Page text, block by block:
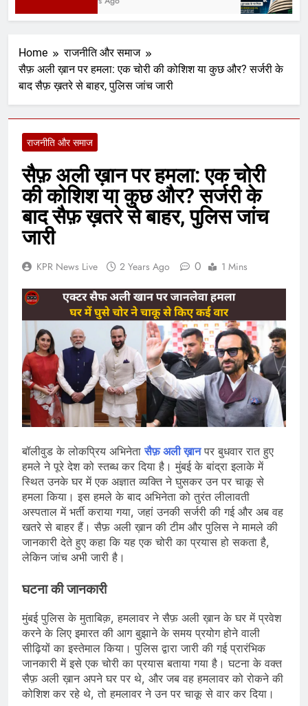
Home
राजनीति और समाज
सैफ़ अली ख़ान पर हमला: एक चोरी की कोशिश या कुछ और? सर्जरी के
बाद सैफ़ ख़तरे से बाहर, पुलिस जांच जारी
राजनीति और समाज
सैफ़ अली ख़ान पर हमला: एक चोरी
की कोशिश या कुछ और? सर्जरी के
बाद सैफ़ ख़तरे से बाहर, पुलिस जांच
जारी
KPR News Live 2 Years Ago 0 1 Mins
बॉलीवुड के लोकप्रिय अभिनेतासैफ़ अली ख़ानपर बुधवार रात हुए
हमले ने पूरे देश को स्तब्ध कर दिया है। मुंबई के बांद्रा इलाके में
स्थित उनके घर में एक अज्ञात व्यक्ति ने घुसकर उन पर चाकू से
हमला किया। इस हमले के बाद अभिनेता को तुरंत लीलावती
अस्पताल में भर्ती कराया गया, जहां उनकी सर्जरी की गई और अब वह
खतरे से बाहर हैं। सैफ़ अली ख़ान की टीम और पुलिस ने मामले की
जानकारी देते हुए कहा कि यह एक चोरी का प्रयास हो सकता है,
लेकिन जांच अभी जारी है।
घटना की जानकारी
मुंबई पुलिस के मुताबिक़, हमलावर ने सैफ़ अली ख़ान के घर में प्रवेश
करने के लिए इमारत की आग बुझाने के समय प्रयोग होने वाली
सीढ़ियों का इस्तेमाल किया। पुलिस द्वारा जारी की गई प्रारंभिक
जानकारी में इसे एक चोरी का प्रयास बताया गया है। घटना के वक्त
सैफ़ अली ख़ान अपने घर पर थे, और जब वह हमलावर को रोकने की
कोशिश कर रहे थे, तो हमलावर ने उन पर चाकू से वार कर दिया।